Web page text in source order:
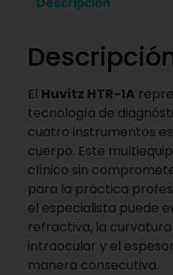
El Huvitz HTR-1A
tecnología de
cuatro instrumentos
cuerpo. Este
clínico sin
para la práctica
el especialista puede
refractiva, la
intraocular y el
manera consecutiva.